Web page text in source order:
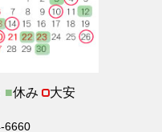
■休み 大安
6660